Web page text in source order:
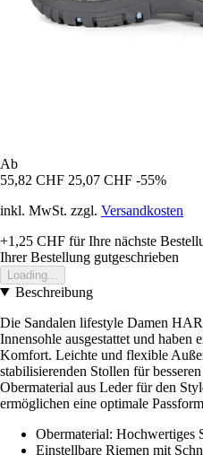
Ab
55,82 CHF 25,07 CHF -55%
inkl. MwSt. zzgl. Versandkosten
+1,25 CHF für Ihre nächste
Ihrer Bestellung gutgeschrieben
Loading...
Beschreibung
Die Sandalen lifestyle Damen
Innensohle ausgestattet und haben
Komfort. Leichte und flexible
stabilisierenden Stollen für
Obermaterial aus Leder für den
ermöglichen eine optimale
Obermaterial: Hochwertiges
Einstellbare Riemen mit